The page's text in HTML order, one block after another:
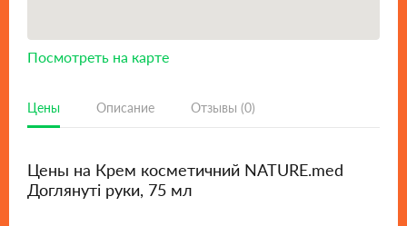
Посмотреть на карте
Цены Описание Отзывы (0)
Цены на Крем косметичний NATURE.med
Доглянуті руки, 75 мл